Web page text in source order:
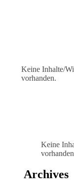
Keine Inhalte/
vorhanden.
Keine
Archives